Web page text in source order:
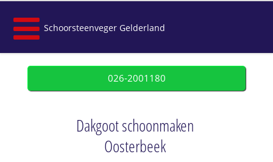
Schoorsteenveger Gelderland
026-2001180
Dakgoot schoonmaken
Oosterbeek